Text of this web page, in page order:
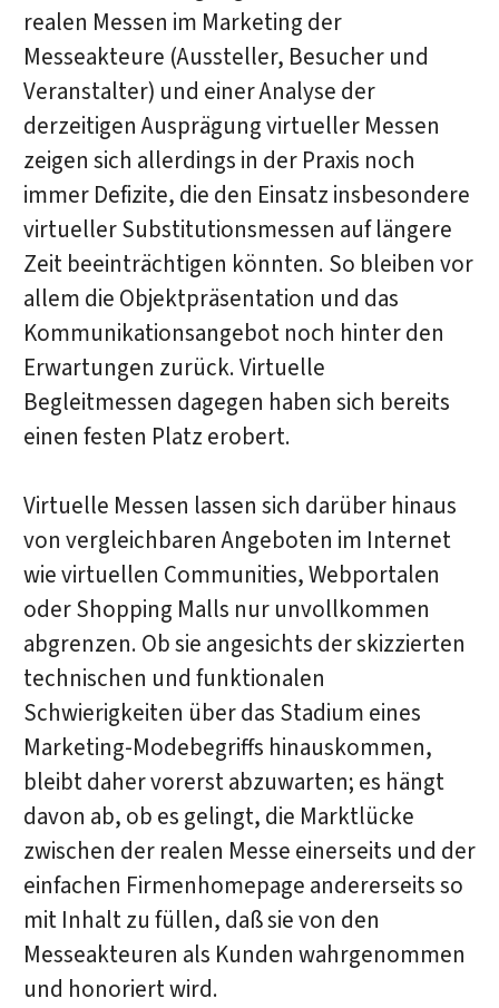
realen Messen im Marketing der
Messeakteure (Aussteller, Besucher und
Veranstalter) und einer Analyse der
derzeitigen Ausprägung virtueller Messen
zeigen sich allerdings in der Praxis noch
immer Defizite, die den Einsatz insbesondere
virtueller Substitutionsmessen auf längere
Zeit beeinträchtigen könnten. So bleiben vor
allem die Objektpräsentation und das
Kommunikationsangebot noch hinter den
Erwartungen zurück. Virtuelle
Begleitmessen dagegen haben sich bereits
einen festen Platz erobert.
Virtuelle Messen lassen sich darüber hinaus
von vergleichbaren Angeboten im Internet
wie virtuellen Communities, Webportalen
oder Shopping Malls nur unvollkommen
abgrenzen. Ob sie angesichts der skizzierten
technischen und funktionalen
Schwierigkeiten über das Stadium eines
Marketing-Modebegriffs hinauskommen,
bleibt daher vorerst abzuwarten; es hängt
davon ab, ob es gelingt, die Marktlücke
zwischen der realen Messe einerseits und der
einfachen Firmenhomepage andererseits so
mit Inhalt zu füllen, daß sie von den
Messeakteuren als Kunden wahrgenommen
und honoriert wird.